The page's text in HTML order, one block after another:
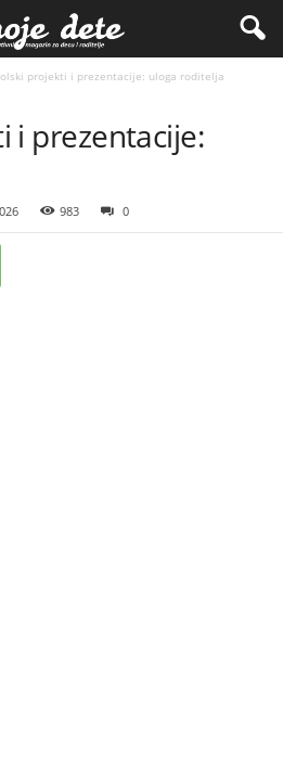
projekti i prezentacije: uloga roditelja
i prezentacije:
983 0